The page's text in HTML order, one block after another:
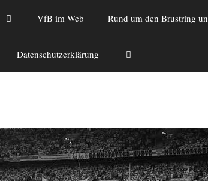
VfB im Web Rund um den Brustring
Datenschutzerklärung